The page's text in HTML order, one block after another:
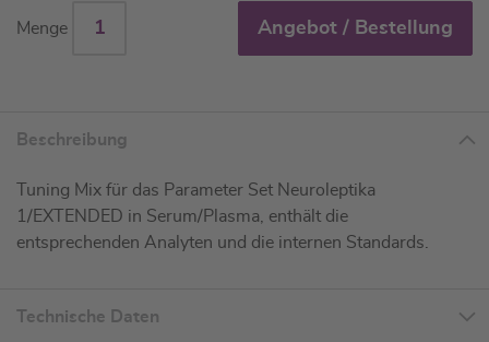
Menge Angebot / Bestellung
Beschreibung
Tuning Mix für das Parameter Set Neuroleptika
1/EXTENDED in Serum/Plasma, enthält die
entsprechenden Analyten und die internen Standards.
Technische Daten